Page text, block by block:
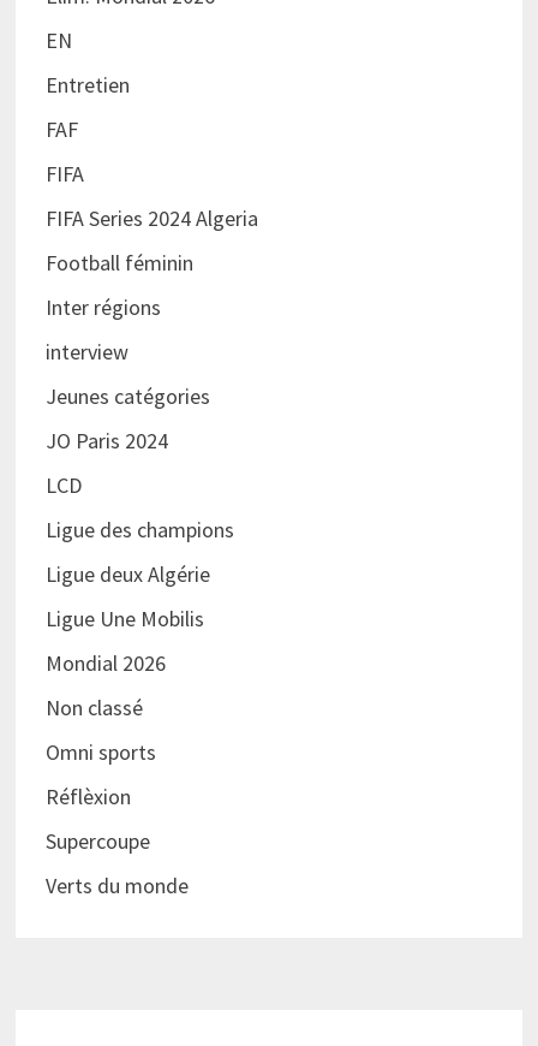
EN
Entretien
FAF
FIFA
FIFA Series 2024 Algeria
Football féminin
Inter régions
interview
Jeunes catégories
JO Paris 2024
LCD
Ligue des champions
Ligue deux Algérie
Ligue Une Mobilis
Mondial 2026
Non classé
Omni sports
Réflèxion
Supercoupe
Verts du monde